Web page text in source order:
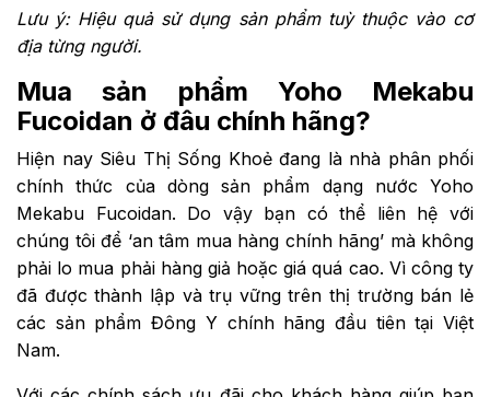
Lưu ý: Hiệu quả sử dụng sản phẩm tuỳ thuộc vào cơ
địa từng người.
Mua sản phẩm Yoho Mekabu
Fucoidan ở đâu chính hãng?
Hiện nay Siêu Thị Sống Khoẻ đang là nhà phân phối
chính thức của dòng sản phẩm dạng nước Yoho
Mekabu Fucoidan. Do vậy bạn có thể liên hệ với
chúng tôi để ‘an tâm mua hàng chính hãng’ mà không
phải lo mua phải hàng giả hoặc giá quá cao. Vì công ty
đã được thành lập và trụ vững trên thị trường bán lẻ
các sản phẩm Đông Y chính hãng đầu tiên tại Việt
Nam.